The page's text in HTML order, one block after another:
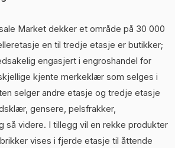
Market dekker et område på 30 000
en til tredje etasje er butikker;
engasjert i engroshandel for
kjente merkeklær som selges i
selger andre etasje og tredje etasje
gensere, pelsfrakker,
så videre. I tillegg vil en rekke produkter
vises i fjerde etasje til åttende